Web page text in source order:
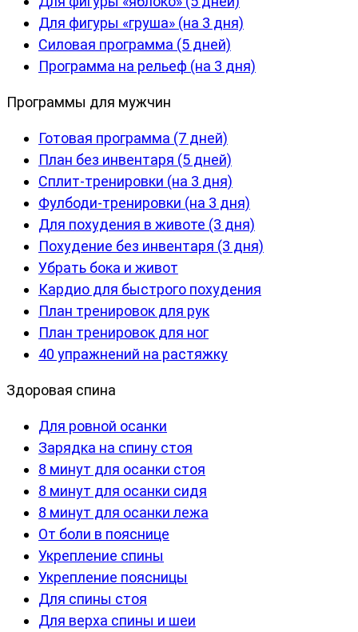
Для фигуры «груша» (на 3 дня)
Силовая программа (5 дней)
Программа на рельеф (на 3 дня)
Программы для мужчин
Готовая программа (7 дней)
План без инвентаря (5 дней)
Сплит-тренировки (на 3 дня)
Фулбоди-тренировки (на 3 дня)
Для похудения в животе (3 дня)
Похудение без инвентаря (3 дня)
Убрать бока и живот
Кардио для быстрого похудения
План тренировок для рук
План тренировок для ног
40 упражнений на растяжку
Здоровая спина
Для ровной осанки
Зарядка на спину стоя
8 минут для осанки стоя
8 минут для осанки сидя
8 минут для осанки лежа
От боли в пояснице
Укрепление спины
Укрепление поясницы
Для спины стоя
Для верха спины и шеи